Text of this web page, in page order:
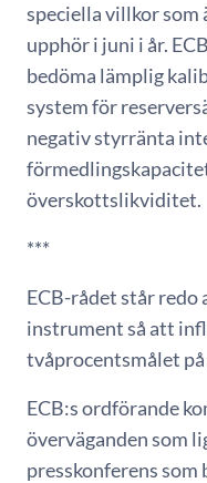
speciella villkor
upphör i juni i år.
bedöma lämplig
system för
negativ styrränta
överskottslikviditet.
***
ECB-rådet står redo
instrument så att
tvåprocentsmålet
ECB:s ordförande
överväganden som
presskonferens som